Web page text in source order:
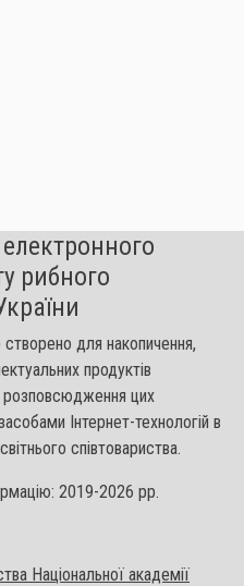
рибного
для накопичення,
продуктів
розповсюдження цих
Інтернет-технологій в
співтовариства.
2019-2026 рр.
Національної академії